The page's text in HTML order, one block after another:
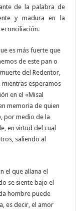
de la palabra de
y madura en la
es más fuerte que
de este pan o
del Redentor,
mientras esperamos
en el «Misal
memoria de quien
por medio de la
en virtud del cual
saliendo al
el que allana el
se siente bajo el
hombre puede
es decir, el amor